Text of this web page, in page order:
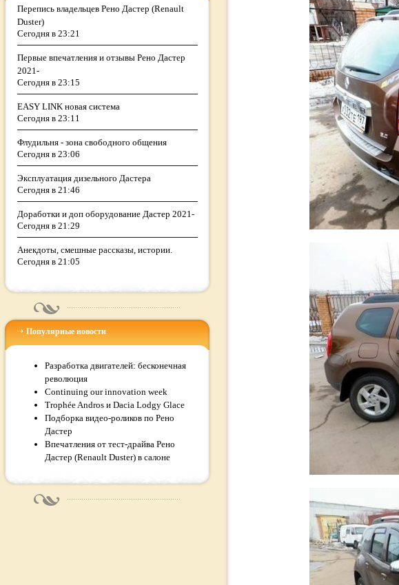
Перепись владельцев Рено Дастер (Renault
Duster)
Сегодня в 23:21
Первые впечатления и отзывы Рено Дастер
2021-
Сегодня в 23:15
EASY LINK новая система
Сегодня в 23:11
Флудильня - зона свободного общения
Сегодня в 23:06
Эксплуатация дизельного Дастера
Сегодня в 21:46
Доработки и доп оборудование Дастер 2021-
Сегодня в 21:29
Анекдоты, смешные рассказы, истории.
Сегодня в 21:05
Популярные новости
Разработка двигателей: бесконечная
революция
Continuing our innovation week
Trophée Andros и Dacia Lodgy Glace
Подборка видео-роликов по Рено
Дастер
Впечатления от тест-драйва Рено
Дастер (Renault Duster) в салоне